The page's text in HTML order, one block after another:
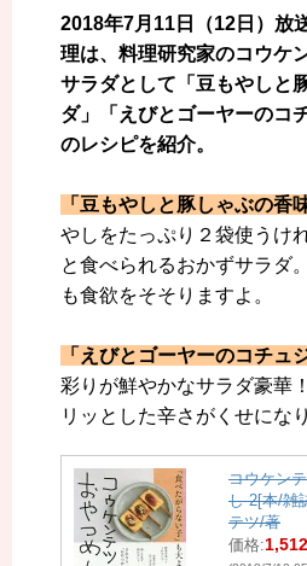
2018年7月11日（12日）放
理は、料理研究家のコウケ
サラダとして「豆もやしと
ダ」「えびとゴーヤーのコ
のレシピを紹介。
「豆もやしと豚しゃぶの香
やしをたっぷり２袋使うけ
と食べられるおかずサラダ
も食欲をそそりますよ。
「えびとゴーヤーのコチュ
彩りが鮮やかなサラダ豪華
リッとした辛さがくせにな
コウケン
し 2[本/雑
テツ/著
価格: